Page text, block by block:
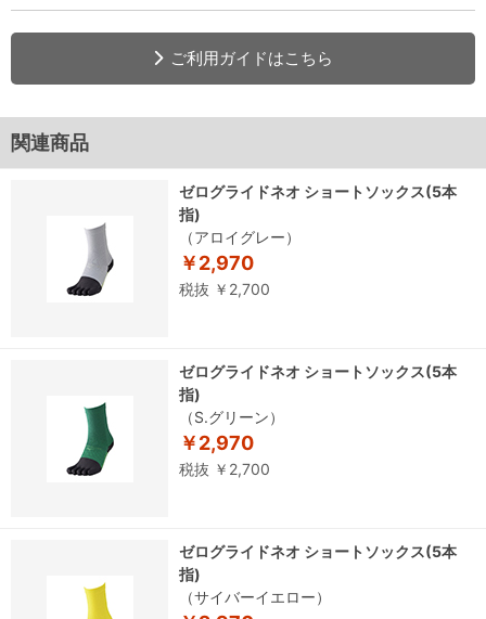
ご利用ガイドはこちら
関連商品
ゼログライドネオ ショートソックス(5本
指)
（アロイグレー）
￥2,970
税抜 ￥2,700
ゼログライドネオ ショートソックス(5本
指)
（S.グリーン）
￥2,970
税抜 ￥2,700
ゼログライドネオ ショートソックス(5本
指)
（サイバーイエロー）